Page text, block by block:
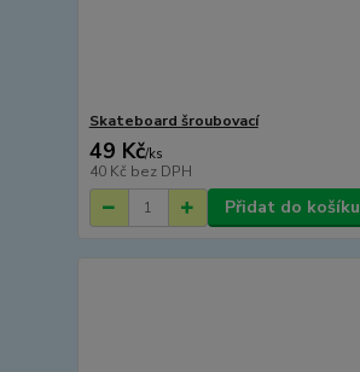
Skateboard šroubovací
49 Kč/ks
40 Kč bez DPH
Přidat do košíku